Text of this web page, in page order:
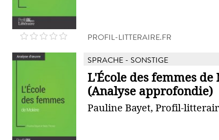
PROFIL-LITTERAIRE.FR
SPRACHE - SONSTIGE
L'École des femmes
(Analyse approfondie)
Pauline Bayet, Profil-